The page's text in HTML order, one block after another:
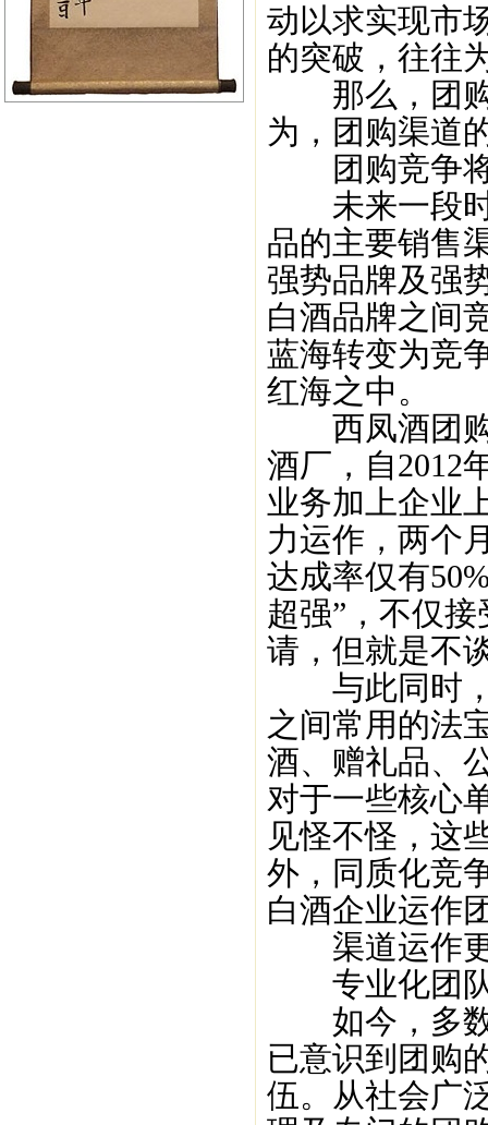
动以求实现市
的突破，往往
那么，团购
为，团购渠道
团购竞争将
未来一段时
品的主要销售
强势品牌及强
白酒品牌之间
蓝海转变为竞
红海之中。
西凤酒团购
酒厂，自2012
业务加上企业
力运作，两个
达成率仅有
超强”，不仅
请，但就是不
与此同时，
之间常用的法
酒、赠礼品、
对于一些核心
见怪不怪，这
外，同质化竞
白酒企业运作
渠道运作更
专业化团
如今，多数
已意识到团购
伍。从社会广